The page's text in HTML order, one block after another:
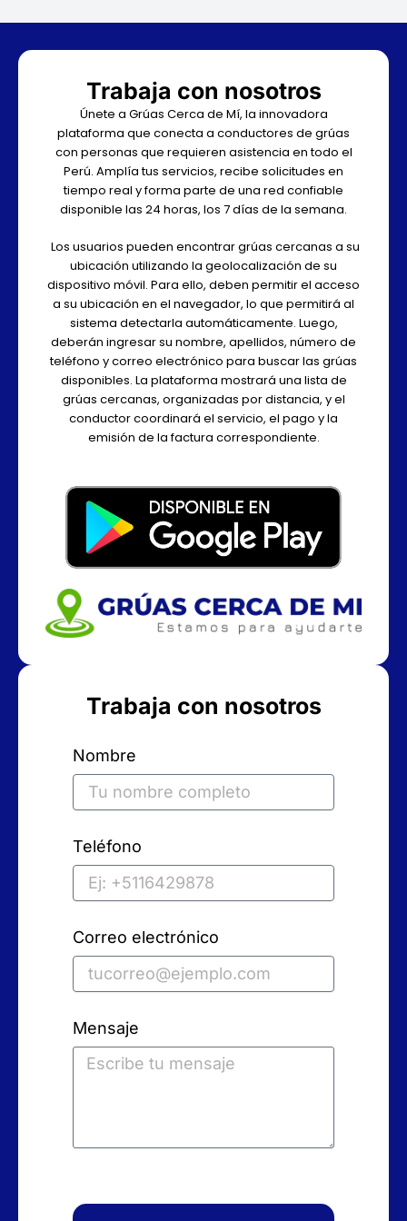
Trabaja con nosotros
Únete a Grúas Cerca de Mí, la innovadora
plataforma que conecta a conductores de grúas
con personas que requieren asistencia en todo el
Perú. Amplía tus servicios, recibe solicitudes en
tiempo real y forma parte de una red confiable
disponible las 24 horas, los 7 días de la semana.
Los usuarios pueden encontrar grúas cercanas a su
ubicación utilizando la geolocalización de su
dispositivo móvil. Para ello, deben permitir el acceso
a su ubicación en el navegador, lo que permitirá al
sistema detectarla automáticamente. Luego,
deberán ingresar su nombre, apellidos, número de
teléfono y correo electrónico para buscar las grúas
disponibles. La plataforma mostrará una lista de
grúas cercanas, organizadas por distancia, y el
conductor coordinará el servicio, el pago y la
emisión de la factura correspondiente.
Trabaja con nosotros
Nombre
Teléfono
Correo electrónico
Mensaje